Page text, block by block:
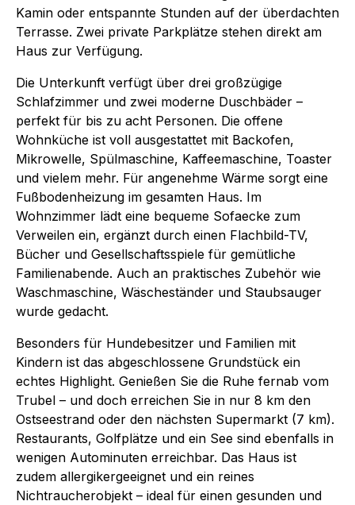
Kamin oder entspannte Stunden auf der überdachten
Terrasse. Zwei private Parkplätze stehen direkt am
Haus zur Verfügung.
Die Unterkunft verfügt über drei großzügige
Schlafzimmer und zwei moderne Duschbäder –
perfekt für bis zu acht Personen. Die offene
Wohnküche ist voll ausgestattet mit Backofen,
Mikrowelle, Spülmaschine, Kaffeemaschine, Toaster
und vielem mehr. Für angenehme Wärme sorgt eine
Fußbodenheizung im gesamten Haus. Im
Wohnzimmer lädt eine bequeme Sofaecke zum
Verweilen ein, ergänzt durch einen Flachbild-TV,
Bücher und Gesellschaftsspiele für gemütliche
Familienabende. Auch an praktisches Zubehör wie
Waschmaschine, Wäscheständer und Staubsauger
wurde gedacht.
Besonders für Hundebesitzer und Familien mit
Kindern ist das abgeschlossene Grundstück ein
echtes Highlight. Genießen Sie die Ruhe fernab vom
Trubel – und doch erreichen Sie in nur 8 km den
Ostseestrand oder den nächsten Supermarkt (7 km).
Restaurants, Golfplätze und ein See sind ebenfalls in
wenigen Autominuten erreichbar. Das Haus ist
zudem allergikergeeignet und ein reines
Nichtraucherobjekt – ideal für einen gesunden und